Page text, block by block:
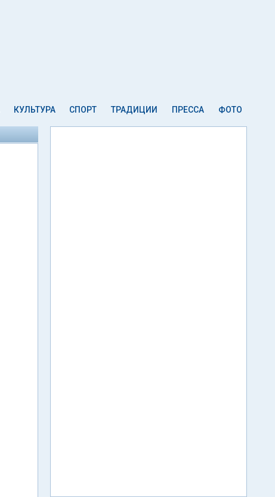
КУЛЬТУРА СПОРТ ТРАДИЦИИ ПРЕССА ФОТО